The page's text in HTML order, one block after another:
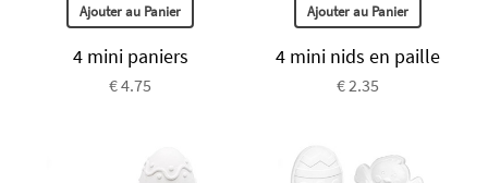
Ajouter au Panier
4 mini paniers
€ 4.75
Ajouter au Panier
4 mini nids en paille
€ 2.35